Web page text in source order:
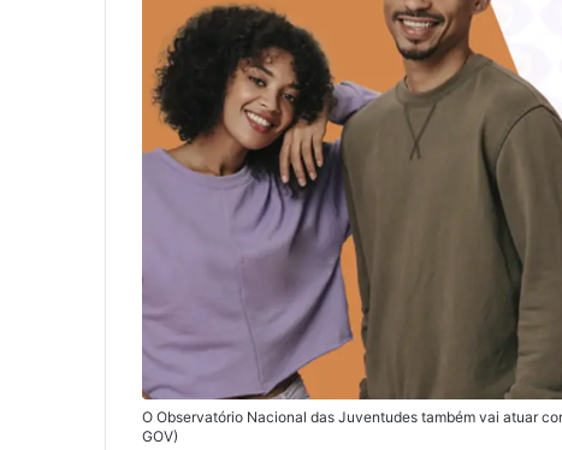
O Observatório Nacional das Juventudes também vai atuar
GOV)